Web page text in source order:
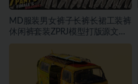
MD服装男女裤子长裤长裙工装裤
休闲裤套装ZPRJ模型打版源文件